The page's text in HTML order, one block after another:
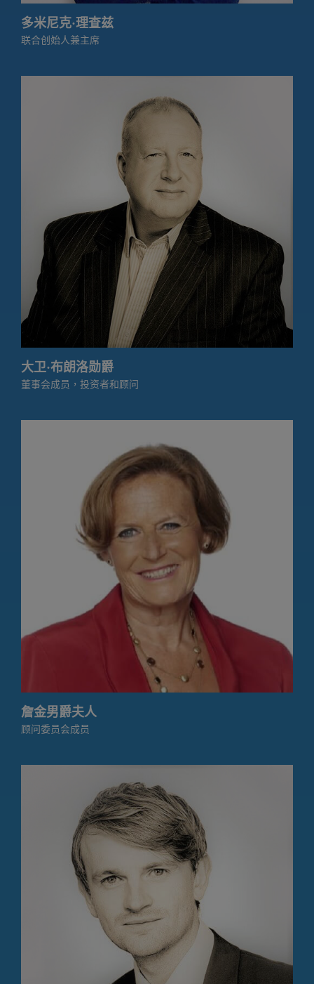
多米尼克·理查兹
联合创始人兼主席
大卫·布朗洛勋爵
董事会成员，投资者和顾问
詹金男爵夫人
顾问委员会成员